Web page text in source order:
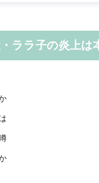
ララ子の炎上は